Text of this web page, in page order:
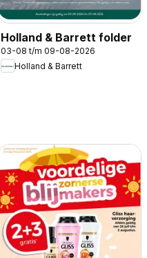
Holland & Barrett folder
03-08 t/m 09-08-2026
Holland & Barrett